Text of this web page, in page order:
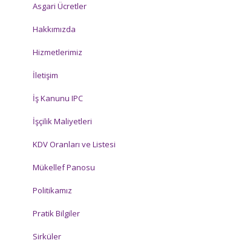
Asgari Ücretler
Hakkımızda
Hizmetlerimiz
İletişim
İş Kanunu IPC
İşçilik Maliyetleri
KDV Oranları ve Listesi
Mükellef Panosu
Politikamız
Pratik Bilgiler
Sirküler